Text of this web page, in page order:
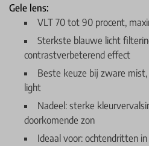
Gele lens:
VLT 70 tot 90 procent,
Sterkste blauwe licht
contrastverbeterend effect
Beste keuze bij zware
light
Nadeel: sterke
doorkomende zon
Ideaal voor: ochtendritten